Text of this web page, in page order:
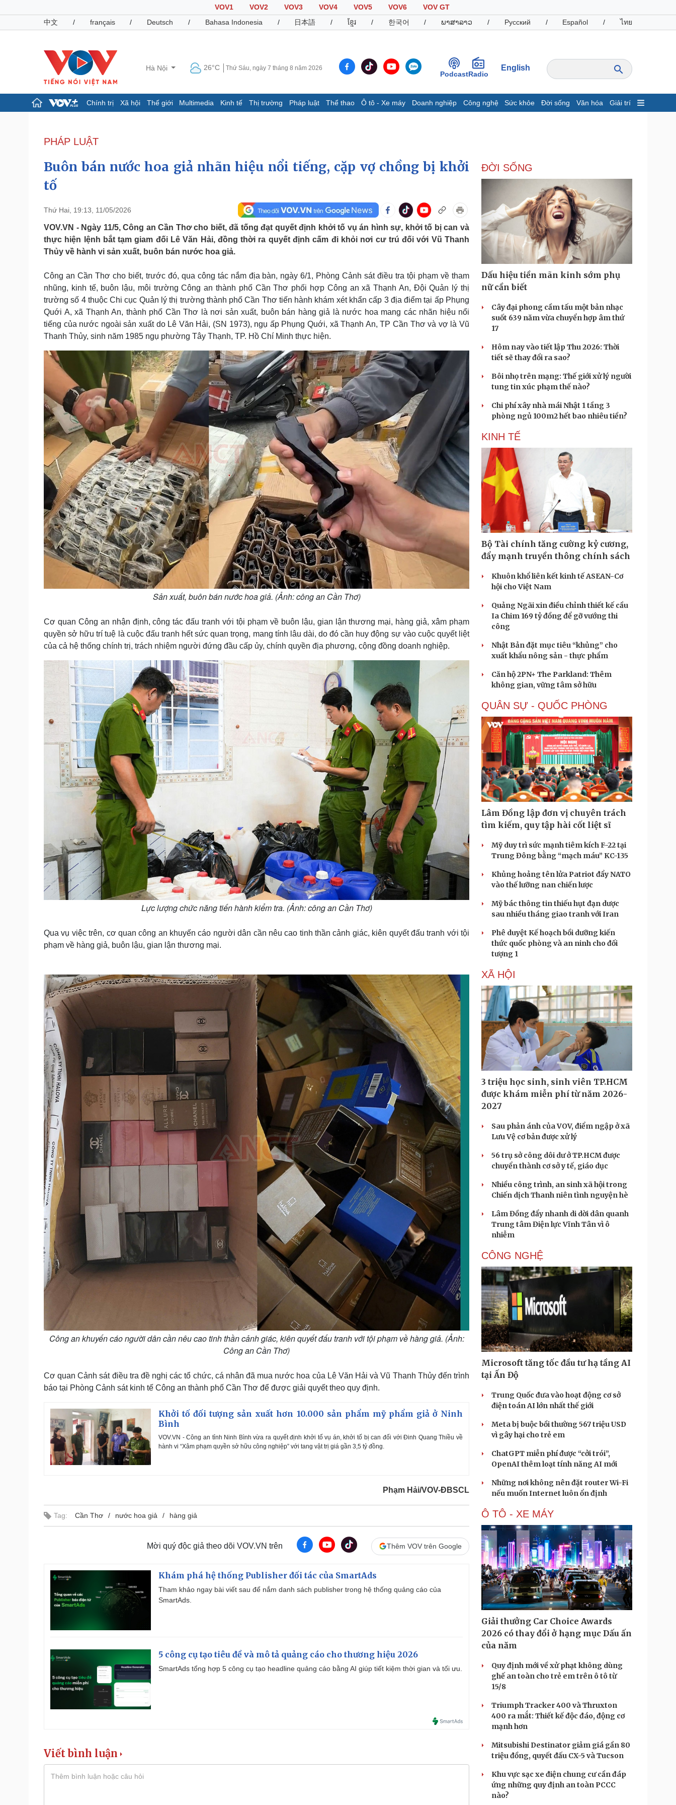
VOV1 VOV2 VOV3 VOV4 VOV5 VOV6
VOV GT
中文
/ français / Deutsch / Bahasa Indonesia / 日本語 / ខ្មែរ / 한국어 / ພາສາລາວ / Русский / Español / ไทย
Hà Nội 26°C Thứ Sáu, ngày 7 tháng 8 năm 2026
PodcastRadio
English
Chính trị Xã hội Thế giới Multimedia Kinh tế Thị trường Pháp luật Thể thao Ô tô - Xe máy Doanh nghiệp Công nghệ Sức khỏe Đời sống Văn hóa Giải trí
Đảng
Tổ chức nhân sự
Nhận diện sự thật
Dấu ấn VOV
Infographic
Giá cà phê
Pháp luật
Tin nóng
Tư vấn luật
Việt Nam
Phân tích
Thể thao
Lịch thi đấu bóng đá
Thế giới thể thao
Ô tô - Xe máy
Xe máy
Tư vấn
Doanh nghiệp
Thông tin doanh nghiệp
Doanh nghiệp 24h
Doanh nhân
Vì cộng đồng
Công nghệ
Sành điệu
Tin Công nghệ
Trải nghiệm
Chuyển đổi số
Sức khỏe
Dinh dưỡng - món ngon
Cây thuốc
Sản phụ khoa
Nhi khoa
Nam khoa
Phòng mạch online
Ăn sạch sống khỏe
Đời sống
Blog
Tình yêu - Gia đình
Văn hóa
Sân khấu - Điện ảnh
Văn học
Âm nhạc
Di sản
Giải trí
Thời trang
Sao Việt
Du lịch
Tư vấn
Săn Tour
check-in
Podcast
Đọc truyện đêm khuya
Cửa sổ tình yêu
Cải chính
PHÁP LUẬT
Buôn bán nước hoa giả nhãn hiệu nổi tiếng, cặp vợ chồng bị khởi
tố
Thứ Hai, 19:13, 11/05/2026
VOV.VN - Ngày 11/5, Công an Cần Thơ cho biết, đã tống đạt quyết định khởi tố vụ án hình sự, khởi tố bị can và
thực hiện lệnh bắt tạm giam đối Lê Văn Hải, đồng thời ra quyết định cấm đi khỏi nơi cư trú đối với Vũ Thanh
Thủy về hành vi sản xuất, buôn bán nước hoa giả.
Công an Cần Thơ cho biết, trước đó, qua công tác nắm địa bàn, ngày 6/1, Phòng Cảnh sát điều tra tội phạm về tham
nhũng, kinh tế, buôn lậu, môi trường Công an thành phố Cần Thơ phối hợp Công an xã Thạnh An, Đội Quản lý thị
trường số 4 thuộc Chi cục Quản lý thị trường thành phố Cần Thơ tiến hành khám xét khẩn cấp 3 địa điểm tại ấp Phụng
Quới A, xã Thạnh An, thành phố Cần Thơ là nơi sản xuất, buôn bán hàng giả là nước hoa mang các nhãn hiệu nổi
tiếng của nước ngoài sản xuất do Lê Văn Hải, (SN 1973), ngụ ấp Phụng Quới, xã Thạnh An, TP Cần Thơ và vợ là Vũ
Thanh Thủy, sinh năm 1985 ngụ phường Tây Thạnh, TP. Hồ Chí Minh thực hiện.
Sản xuất, buôn bán nước hoa giả. (Ảnh: công an Cần Thơ)
Cơ quan Công an nhận định, công tác đấu tranh với tội phạm về buôn lậu, gian lận thương mại, hàng giả, xâm phạm
quyền sở hữu trí tuệ là cuộc đấu tranh hết sức quan trọng, mang tính lâu dài, do đó cần huy động sự vào cuộc quyết liệt
của cả hệ thống chính trị, trách nhiệm người đứng đầu cấp ủy, chính quyền địa phương, cộng đồng doanh nghiệp.
Lực lượng chức năng tiến hành kiểm tra. (Ảnh: công an Cần Thơ)
Qua vụ việc trên, cơ quan công an khuyến cáo người dân cần nêu cao tinh thần cảnh giác, kiên quyết đấu tranh với tội
phạm về hàng giả, buôn lậu, gian lận thương mại.
Công an khuyến cáo người dân cần nêu cao tinh thần cảnh giác, kiên quyết đấu tranh với tội phạm về hàng giả. (Ảnh:
Công an Cần Thơ)
Cơ quan Cảnh sát điều tra đề nghị các tổ chức, cá nhân đã mua nước hoa của Lê Văn Hải và Vũ Thanh Thủy đến trình
báo tại Phòng Cảnh sát kinh tế Công an thành phố Cần Thơ để được giải quyết theo quy định.
Khởi tố đối tượng sản xuất hơn 10.000 sản phẩm mỹ phẩm giả ở Ninh
Bình
VOV.VN - Công an tỉnh Ninh Bình vừa ra quyết định khởi tố vụ án, khởi tố bị can đối với Đinh Quang Thiều về
hành vi “Xâm phạm quyền sở hữu công nghiệp” với tang vật trị giá gần 3,5 tỷ đồng.
Phạm Hải/VOV-ĐBSCL
Tag: Cần Thơ nước hoa giả hàng giả
Mời quý độc giả theo dõi VOV.VN trên Thêm VOV trên Google
Khám phá hệ thống Publisher đối tác của SmartAds
Tham khảo ngay bài viết sau để nắm danh sách publisher trong hệ thống quảng cáo của
SmartAds.
5 công cụ tạo tiêu đề và mô tả quảng cáo cho thương hiệu 2026
SmartAds tổng hợp 5 công cụ tạo headline quảng cáo bằng AI giúp tiết kiệm thời gian và tối ưu.
Viết bình luận
ĐỜI SỐNG
Dấu hiệu tiền mãn kinh sớm phụ
nữ cần biết
Cây đại phong cầm tấu một bản nhạc
suốt 639 năm vừa chuyển hợp âm thứ
17
Hôm nay vào tiết lập Thu 2026: Thời
tiết sẽ thay đổi ra sao?
Bôi nhọ trên mạng: Thế giới xử lý người
tung tin xúc phạm thế nào?
Chi phí xây nhà mái Nhật 1 tầng 3
phòng ngủ 100m2 hết bao nhiêu tiền?
KINH TẾ
Bộ Tài chính tăng cường kỷ cương,
đẩy mạnh truyền thông chính sách
Khuôn khổ liên kết kinh tế ASEAN-Cơ
hội cho Việt Nam
Quảng Ngãi xin điều chỉnh thiết kế cầu
Ia Chim 169 tỷ đồng để gỡ vướng thi
công
Nhật Bản đặt mục tiêu “khủng” cho
xuất khẩu nông sản - thực phẩm
Căn hộ 2PN+ The Parkland: Thêm
không gian, vững tâm sở hữu
QUÂN SỰ - QUỐC PHÒNG
Lâm Đồng lập đơn vị chuyên trách
tìm kiếm, quy tập hài cốt liệt sĩ
Mỹ duy trì sức mạnh tiêm kích F-22 tại
Trung Đông bằng “mạch máu” KC-135
Khủng hoảng tên lửa Patriot đẩy NATO
vào thế lưỡng nan chiến lược
Mỹ bác thông tin thiếu hụt đạn dược
sau nhiều tháng giao tranh với Iran
Phê duyệt Kế hoạch bồi dưỡng kiến
thức quốc phòng và an ninh cho đối
tượng 1
XÃ HỘI
3 triệu học sinh, sinh viên TP.HCM
được khám miễn phí từ năm 2026-
2027
Sau phản ánh của VOV, điểm ngập ở xã
Lưu Vệ cơ bản được xử lý
56 trụ sở công dôi dư ở TP.HCM được
chuyển thành cơ sở y tế, giáo dục
Nhiều công trình, an sinh xã hội trong
Chiến dịch Thanh niên tình nguyện hè
Lâm Đồng đẩy nhanh di dời dân quanh
Trung tâm Điện lực Vĩnh Tân vì ô
nhiễm
CÔNG NGHỆ
Microsoft tăng tốc đầu tư hạ tầng AI
tại Ấn Độ
Trung Quốc đưa vào hoạt động cơ sở
điện toán AI lớn nhất thế giới
Meta bị buộc bồi thường 567 triệu USD
vì gây hại cho trẻ em
ChatGPT miễn phí được “cởi trói”,
OpenAI thêm loạt tính năng AI mới
Những nơi không nên đặt router Wi-Fi
nếu muốn Internet luôn ổn định
Ô TÔ - XE MÁY
Giải thưởng Car Choice Awards
2026 có thay đổi ở hạng mục Dấu ấn
của năm
Quy định mới về xử phạt không dùng
ghế an toàn cho trẻ em trên ô tô từ
15/8
Triumph Tracker 400 và Thruxton
400 ra mắt: Thiết kế độc đáo, động cơ
mạnh hơn
Mitsubishi Destinator giảm giá gần 80
triệu đồng, quyết đấu CX-5 và Tucson
Khu vực sạc xe điện chung cư cần đáp
ứng những quy định an toàn PCCC
nào?